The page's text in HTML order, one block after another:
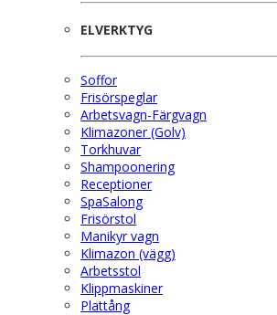
ELVERKTYG
Soffor
Frisörspeglar
Arbetsvagn-Färgvagn
Klimazoner (Golv)
Torkhuvar
Shampoonering
Receptioner
SpaSalong
Frisörstol
Manikyr vagn
Klimazon (vägg)
Arbetsstol
Klippmaskiner
Plattång